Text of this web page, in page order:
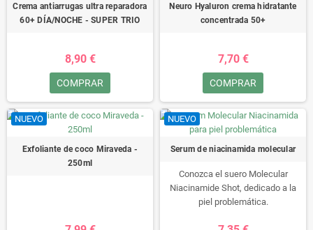
Crema antiarrugas ultra reparadora
60+ DÍA/NOCHE - SUPER TRIO
8,90 €
COMPRAR
Neuro Hyaluron crema hidratante
concentrada 50+
7,70 €
COMPRAR
NUEVO
Exfoliante de coco Miraveda -
250ml
NUEVO
Serum de niacinamida molecular
Conozca el suero Molecular
Niacinamide Shot, dedicado a la
piel problemática.